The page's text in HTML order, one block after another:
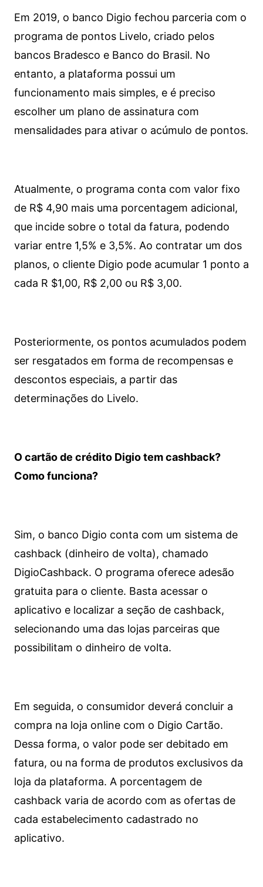
Em 2019, o banco Digio fechou parceria com o
programa de pontos Livelo, criado pelos
bancos Bradesco e Banco do Brasil. No
entanto, a plataforma possui um
funcionamento mais simples, e é preciso
escolher um plano de assinatura com
mensalidades para ativar o acúmulo de pontos.
Atualmente, o programa conta com valor fixo
de R$ 4,90 mais uma porcentagem adicional,
que incide sobre o total da fatura, podendo
variar entre 1,5% e 3,5%. Ao contratar um dos
planos, o cliente Digio pode acumular 1 ponto a
cada R $1,00, R$ 2,00 ou R$ 3,00.
Posteriormente, os pontos acumulados podem
ser resgatados em forma de recompensas e
descontos especiais, a partir das
determinações do Livelo.
O cartão de crédito Digio tem cashback?
Como funciona?
Sim, o banco Digio conta com um sistema de
cashback (dinheiro de volta), chamado
DigioCashback. O programa oferece adesão
gratuita para o cliente. Basta acessar o
aplicativo e localizar a seção de cashback,
selecionando uma das lojas parceiras que
possibilitam o dinheiro de volta.
Em seguida, o consumidor deverá concluir a
compra na loja online com o Digio Cartão.
Dessa forma, o valor pode ser debitado em
fatura, ou na forma de produtos exclusivos da
loja da plataforma. A porcentagem de
cashback varia de acordo com as ofertas de
cada estabelecimento cadastrado no
aplicativo.